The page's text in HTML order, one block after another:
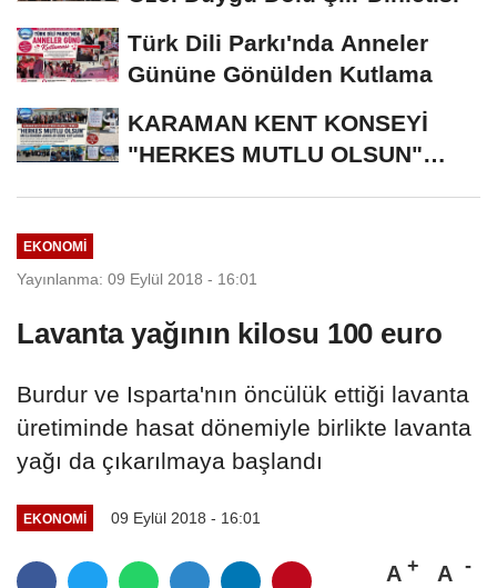
Türk Dili Parkı'nda Anneler
Gününe Gönülden Kutlama
KARAMAN KENT KONSEYİ
"HERKES MUTLU OLSUN"
EKONOMI
Yayınlanma: 09 Eylül 2018 - 16:01
Lavanta yağının kilosu 100 euro
Burdur ve Isparta'nın öncülük ettiği lavanta
üretiminde hasat dönemiyle birlikte lavanta
yağı da çıkarılmaya başlandı
EKONOMI 09 Eylül 2018 - 16:01
A A